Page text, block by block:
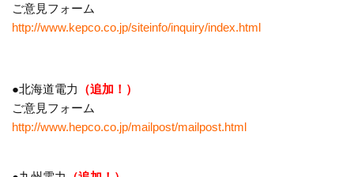
ご意見フォーム
http://www.kepco.co.jp/siteinfo/inquiry/index.html
●北海道電力
（追加！）
ご意見フォーム
http://www.hepco.co.jp/mailpost/mailpost.html